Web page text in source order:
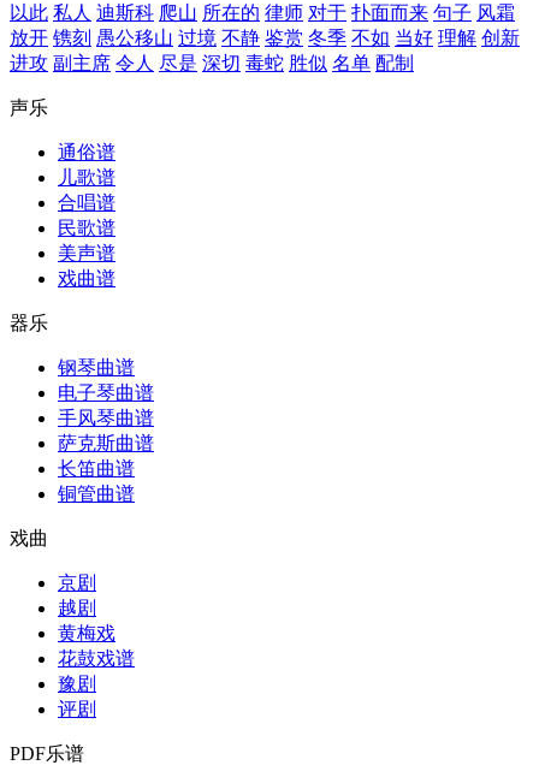
以此 私人 迪斯科 爬山 所在的 律师 对于 扑面而来 句子 风霜
放开 镌刻 愚公移山 过境 不静 鉴赏 冬季 不如 当好 理解 创新
进攻 副主席 令人 尽是 深切 毒蛇 胜似 名单 配制
声乐
通俗谱
儿歌谱
合唱谱
民歌谱
美声谱
戏曲谱
器乐
钢琴曲谱
电子琴曲谱
手风琴曲谱
萨克斯曲谱
长笛曲谱
铜管曲谱
戏曲
京剧
越剧
黄梅戏
花鼓戏谱
豫剧
评剧
PDF乐谱